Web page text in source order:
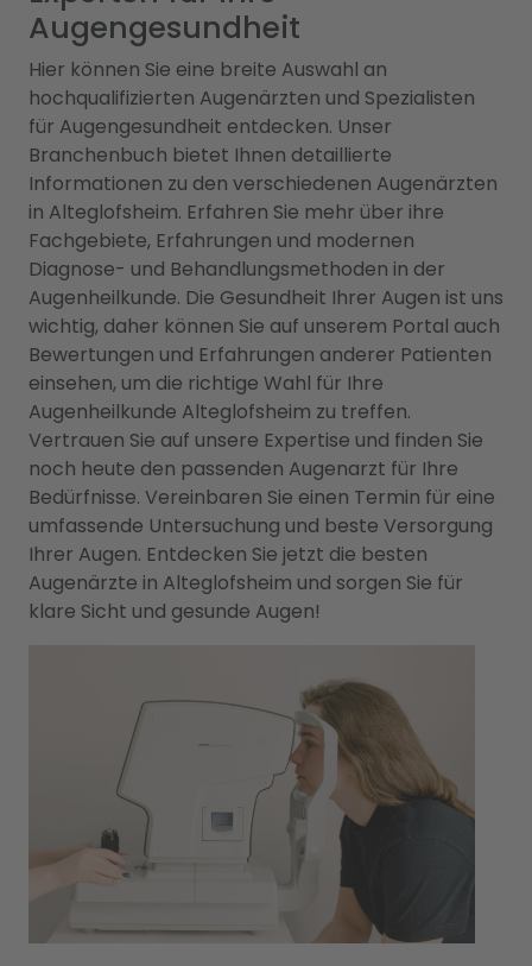
Augengesundheit
Hier können Sie eine breite Auswahl an
hochqualifizierten Augenärzten und Spezialisten
für Augengesundheit entdecken. Unser
Branchenbuch bietet Ihnen detaillierte
Informationen zu den verschiedenen Augenärzten
in Alteglofsheim. Erfahren Sie mehr über ihre
Fachgebiete, Erfahrungen und modernen
Diagnose- und Behandlungsmethoden in der
Augenheilkunde. Die Gesundheit Ihrer Augen ist uns
wichtig, daher können Sie auf unserem Portal auch
Bewertungen und Erfahrungen anderer Patienten
einsehen, um die richtige Wahl für Ihre
Augenheilkunde Alteglofsheim zu treffen.
Vertrauen Sie auf unsere Expertise und finden Sie
noch heute den passenden Augenarzt für Ihre
Bedürfnisse. Vereinbaren Sie einen Termin für eine
umfassende Untersuchung und beste Versorgung
Ihrer Augen. Entdecken Sie jetzt die besten
Augenärzte in Alteglofsheim und sorgen Sie für
klare Sicht und gesunde Augen!